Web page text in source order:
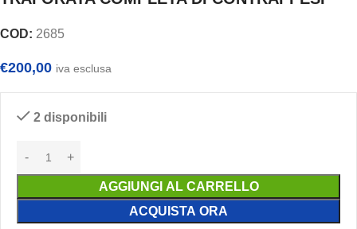
COD: 2685
€200,00 iva esclusa
2 disponibili
AGGIUNGI AL CARRELLO
ACQUISTA ORA